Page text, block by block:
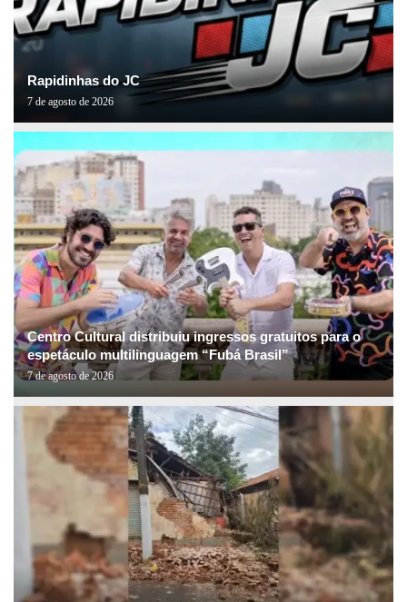
Rapidinhas do JC
7 de agosto de 2026
Centro Cultural distribuiu ingressos gratuitos para o
espetáculo multilinguagem “Fubá Brasil”
7 de agosto de 2026